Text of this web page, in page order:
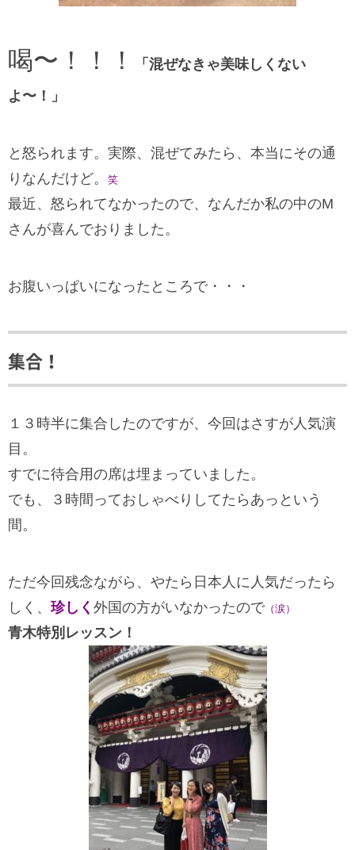
喝〜！！！
「混ぜなきゃ美味しくない
よ〜！」
と怒られます。実際、混ぜてみたら、本当にその通
りなんだけど。
笑
最近、怒られてなかったので、なんだか私の中のM
さんが喜んでおりました。
お腹いっぱいになったところで・・・
集合！
１３時半に集合したのですが、今回はさすが人気演
目。
すでに待合用の席は埋まっていました。
でも、３時間っておしゃべりしてたらあっという
間。
ただ今回残念ながら、やたら日本人に人気だったら
しく、 珍しく 外国の方がいなかったので（涙）
青木特別レッスン！